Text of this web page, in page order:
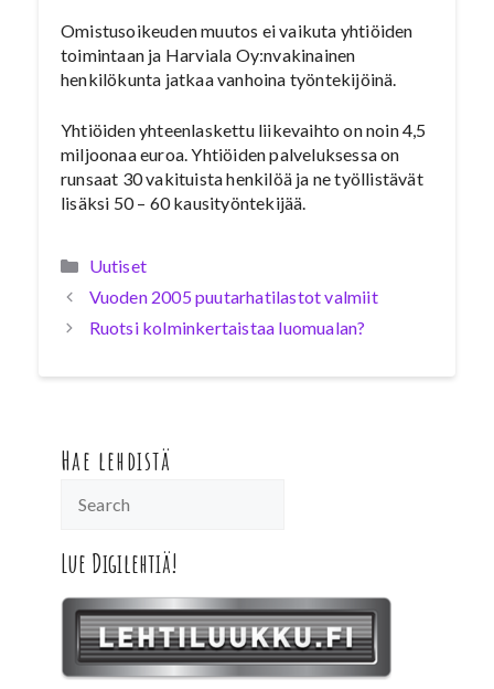
Omistusoikeuden muutos ei vaikuta yhtiöiden
toimintaan ja Harviala Oy:nvakinainen
henkilökunta jatkaa vanhoina työntekijöinä.
Yhtiöiden yhteenlaskettu liikevaihto on noin 4,5
miljoonaa euroa. Yhtiöiden palveluksessa on
runsaat 30 vakituista henkilöä ja ne työllistävät
lisäksi 50 – 60 kausityöntekijää.
Kategoriat
Uutiset
Vuoden 2005 puutarhatilastot valmiit
Ruotsi kolminkertaistaa luomualan?
Hae lehdistä
Lue Digilehtiä!